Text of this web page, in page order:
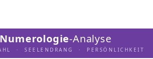
Numerologie-Analyse
· SEELENDRANG · PERSÖNLICHKEIT